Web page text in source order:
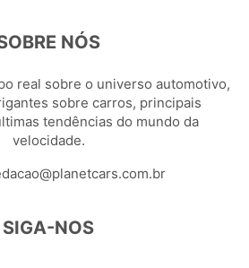
NÓS
real sobre o universo automotivo,
sobre carros, principais
tendências do mundo da
velocidade.
SIGA-NOS